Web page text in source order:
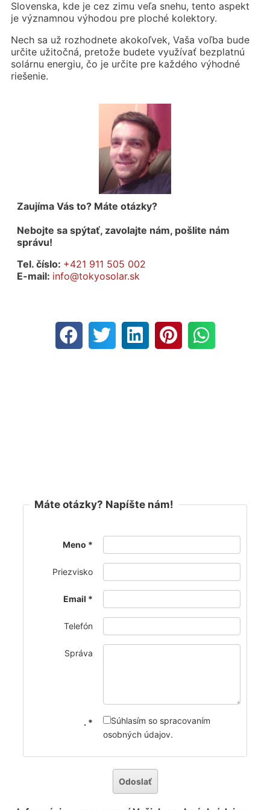
Slovenska, kde je cez zimu veľa snehu, tento aspekt
je významnou výhodou pre ploché kolektory.
Nech sa už rozhodnete akokoľvek, Vaša voľba bude
určite užitočná, pretože budete využívať bezplatnú
solárnu energiu, čo je určite pre každého výhodné
riešenie.
Zaujíma Vás to? Máte otázky?
Nebojte sa spýtať, zavolajte nám, pošlite nám
správu!
Tel. číslo: +421 911 505 002
E-mail: info@tokyosolar.sk
Máte otázky? Napíšte nám!
Meno
Priezvisko
Email
Telefón
Správa
.
Súhlasím so spracovaním
osobných údajov.